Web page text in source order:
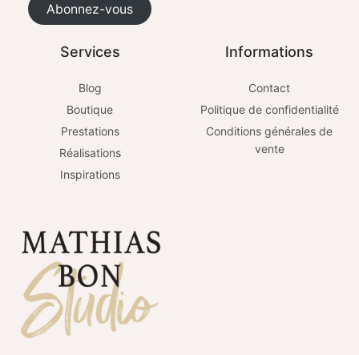
Abonnez-vous
Services
Blog
Boutique
Prestations
Réalisations
Inspirations
Informations
Contact
Politique de confidentialité
Conditions générales de
vente